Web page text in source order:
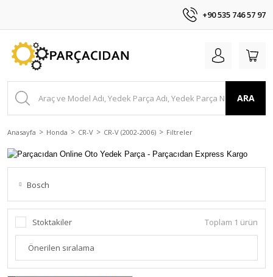
+90 535 746 57 97
ARA
Anasayfa Honda CR-V CR-V (2002-2006) Filtreler
Bosch
Stoktakiler Toplam 1 ürün